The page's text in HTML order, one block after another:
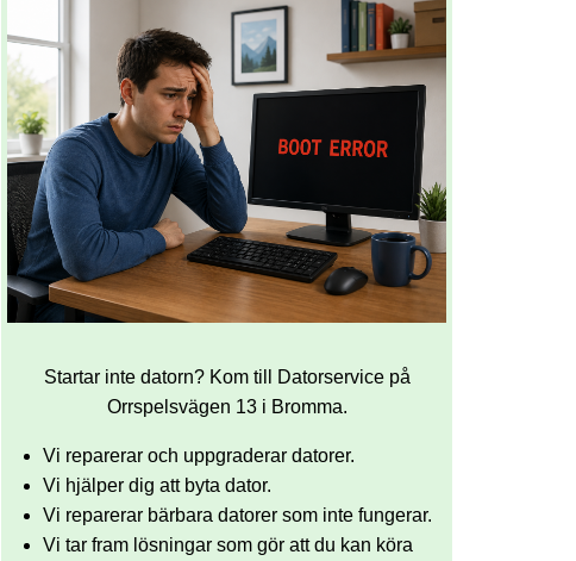
Startar inte datorn? Kom till Datorservice på
Orrspelsvägen 13 i Bromma.
Vi reparerar och uppgraderar datorer.
Vi hjälper dig att byta dator.
Vi reparerar bärbara datorer som inte fungerar.
Vi tar fram lösningar som gör att du kan köra